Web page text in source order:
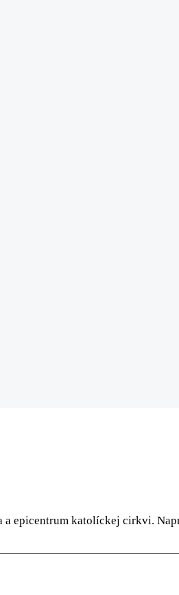
epicentrum katolíckej cirkvi.